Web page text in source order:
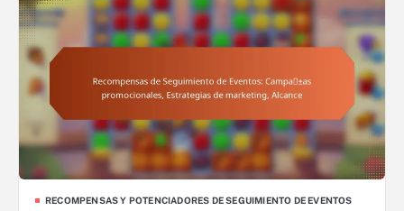
RECOMPENSAS Y POTENCIADORES DE SEGUIMIENTO DE EVENTOS